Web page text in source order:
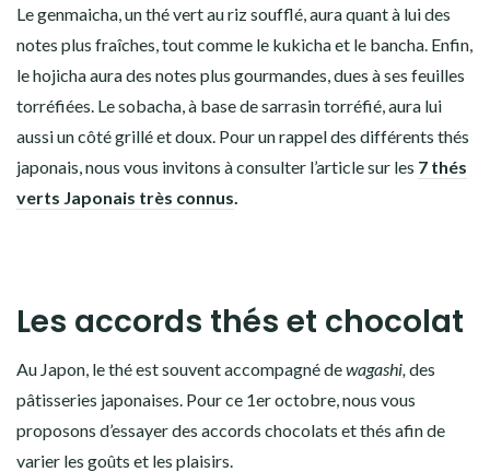
Legenmaicha , un thé vert au riz soufflé, aura quant à lui des
notes plus fraîches, tout comme le kukichaet le bancha . Enfin,
lehojichaaura des notes plus gourmandes, dues à ses feuilles
torréfiées. Le sobacha, à base de sarrasin torréfié, aura lui
aussi un côté grillé et doux. Pour un rappel des différents thés
japonais, nous vous invitons à consulter l’article sur les 7 thés
verts Japonais très connus
Les accords thés et chocolat
Au Japon, le thé est souvent accompagné dewagashi, des
pâtisseries japonaises. Pour ce 1er octobre, nous vous
proposons d’essayer des accords chocolats et thés afin de
varier les goûts et les plaisirs.